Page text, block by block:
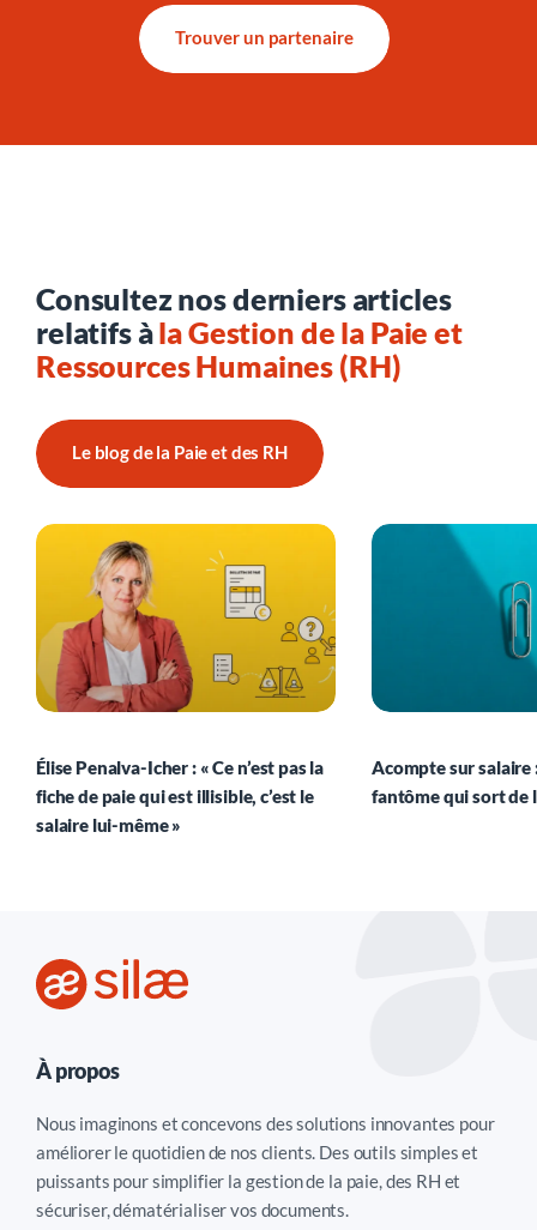
Trouver un partenaire
Consultez nos derniers articles
relatifs àla Gestion de la Paie et
Ressources Humaines (RH)
Le blog de la Paie et des RH
Élise Penalva-Icher : « Ce n’est pas la
fiche de paie qui est illisible, c’est le
salaire lui-même »
Acompte sur salaire
fantôme qui sort de
À propos
Nous imaginons et concevons des solutions innovantes pour
améliorer le quotidien de nos clients. Des outils simples et
puissants pour simplifier la gestion de la paie, des RH et
sécuriser, dématérialiser vos documents.